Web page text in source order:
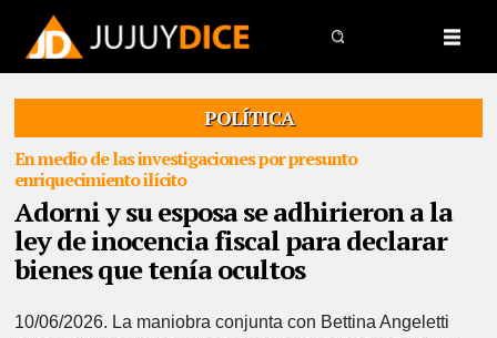
POLÍTICA
En medio de las investigaciones por presunto
enriquecimiento ilícito
Adorni y su esposa se adhirieron a la
ley de inocencia fiscal para declarar
bienes que tenía ocultos
10/06/2026. La maniobra conjunta con Bettina Angeletti